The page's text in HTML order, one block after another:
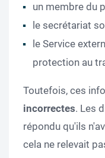
un membre du
le secrétariat
le Service
protection au
Toutefois, ces
incorrectes. Les
répondu qu'ils
cela ne relevait